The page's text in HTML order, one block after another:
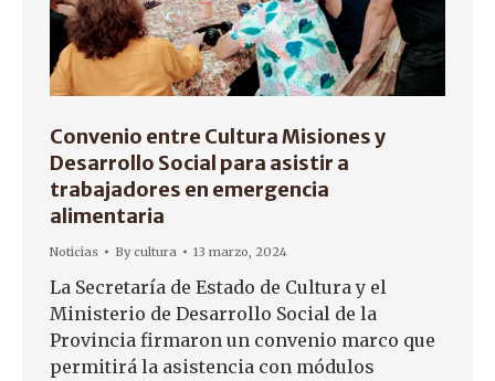
Convenio entre Cultura Misiones y
Desarrollo Social para asistir a
trabajadores en emergencia
alimentaria
Noticias Bycultura 13 marzo, 2024
La Secretaría de Estado de Cultura y el
Ministerio de Desarrollo Social de la
Provincia firmaron un convenio marco que
permitirá la asistencia con módulos